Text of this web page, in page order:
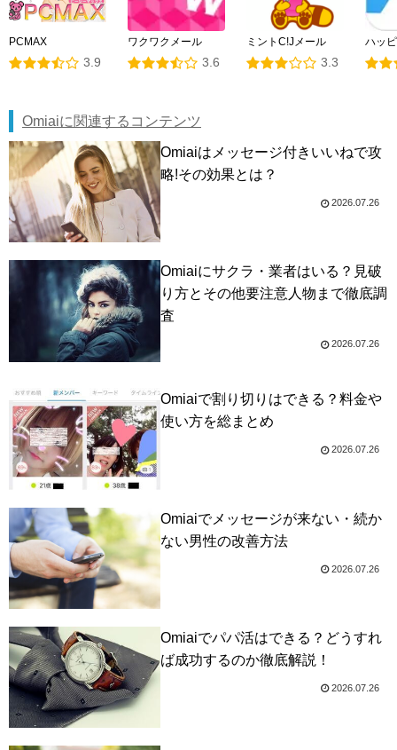
PCMAX
3.9
ワクワクメール
3.6
ミントC!Jメール
3.3
ハッ
Omiaiに関連するコンテンツ
Omiaiはメッセージ付きいいねで攻
略!その効果とは？
2026.07.26
Omiaiにサクラ・業者はいる？見破
り方とその他要注意人物まで徹底調
査
2026.07.26
Omiaiで割り切りはできる？料金や
使い方を総まとめ
2026.07.26
Omiaiでメッセージが来ない・続か
ない男性の改善方法
2026.07.26
Omiaiでパパ活はできる？どうすれ
ば成功するのか徹底解説！
2026.07.26